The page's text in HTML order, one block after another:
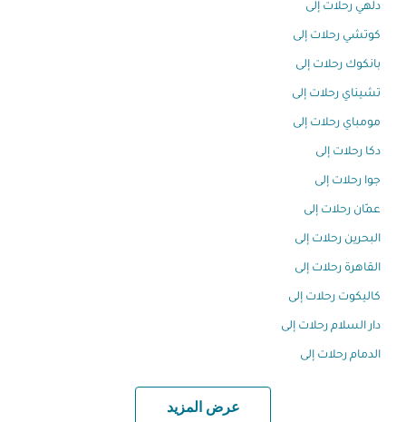
دلهي رحلات إلى
كوتشي رحلات إلى
بانكوك رحلات إلى
تشيناي رحلات إلى
مومباي رحلات إلى
دكا رحلات إلى
جوا رحلات إلى
عمّان رحلات إلى
البحرين رحلات إلى
القاهرة رحلات إلى
كاليكوت رحلات إلى
دار السلام رحلات إلى
الدمام رحلات إلى
عرض المزيد